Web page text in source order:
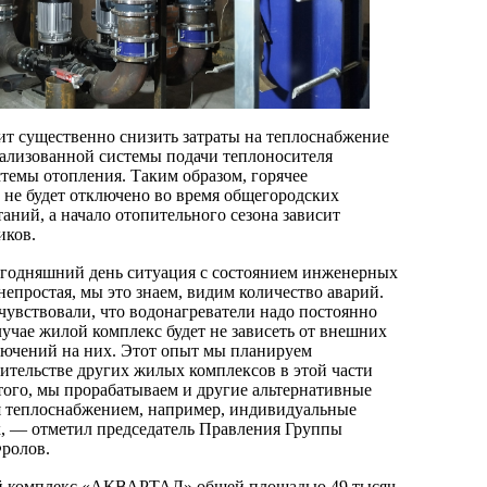
существенно снизить затраты на теплоснабжение
системы подачи теплоносителя
отопления. Таким образом, горячее
будет отключено во время общегородских
а начало отопительного сезона зависит
день ситуация с состоянием инженерных
мы это знаем, видим количество аварий.
что водонагреватели надо постоянно
жилой комплекс будет не зависеть от внешних
на них. Этот опыт мы планируем
других жилых комплексов в этой части
мы прорабатываем и другие альтернативные
теплоснабжением, например, индивидуальные
— отметил председатель Правления Группы